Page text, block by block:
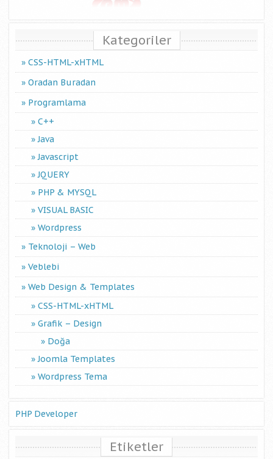
Kategoriler
CSS-HTML-xHTML
Oradan Buradan
Programlama
C++
Java
Javascript
JQUERY
PHP & MYSQL
VISUAL BASIC
Wordpress
Teknoloji – Web
Veblebi
Web Design & Templates
CSS-HTML-xHTML
Grafik – Design
Doğa
Joomla Templates
Wordpress Tema
PHP Developer
Etiketler